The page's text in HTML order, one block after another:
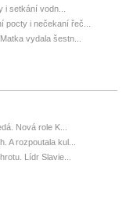
setkání vodn...
pocty i nečekaní řeč...
vydala šestn...
Nová role K...
A rozpoutala kul...
Lídr Slavie...